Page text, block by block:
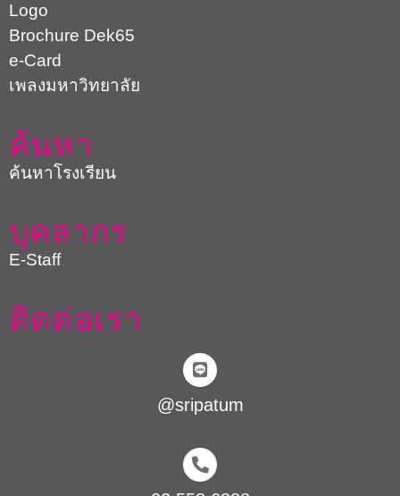
Logo
Brochure Dek65
e-Card
เพลงมหาวิทยาลัย
ค้นหา
ค้นหาโรงเรียน
บุคลากร
E-Staff
ติดต่อเรา
@sripatum